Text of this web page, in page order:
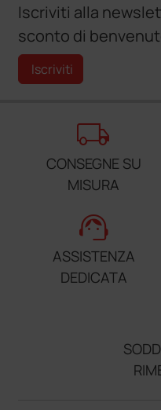
Iscriviti alla
sconto di
Iscriviti
local_shipping
CONSEGNE SU
MISURA
support_agent
ASSISTENZA
DEDICATA